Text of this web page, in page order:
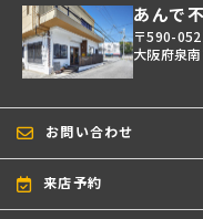
あんで
〒590-
大阪府泉
お問い合わせ
来店予約